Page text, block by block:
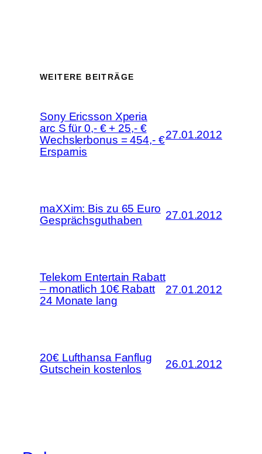
WEITERE BEITRÄGE
Sony Ericsson Xperia
arc S für 0,- € + 25,- €
Wechslerbonus = 454,- €
Ersparnis
27.01.2012
maXXim: Bis zu 65 Euro
Gesprächsguthaben
27.01.2012
Telekom Entertain Rabatt
– monatlich 10€ Rabatt
24 Monate lang
27.01.2012
20€ Lufthansa Fanflug
Gutschein kostenlos
26.01.2012